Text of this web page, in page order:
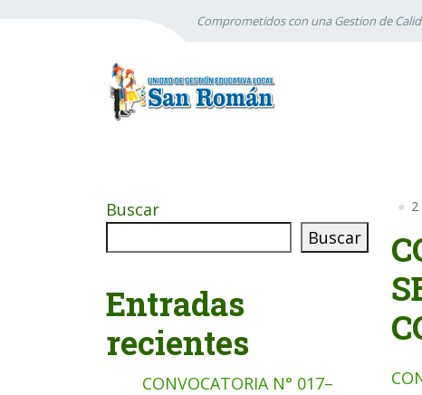
Comprometidos con una Gestion de
2
Buscar
Buscar
Entradas
recientes
CONVOCATORIA N° 017–